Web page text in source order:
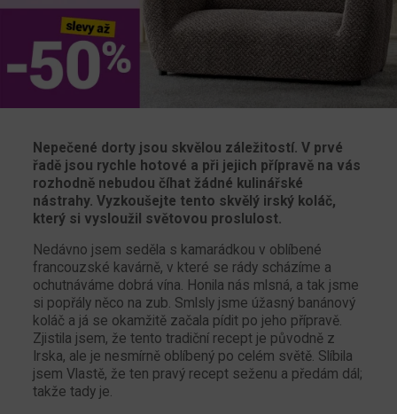
window)
Nepečené dorty jsou skvělou záležitostí. V prvé
řadě jsou rychle hotové a při jejich přípravě na vás
rozhodně nebudou číhat žádné kulinářské
nástrahy. Vyzkoušejte tento skvělý irský koláč,
který si vysloužil světovou proslulost.
Nedávno jsem seděla s kamarádkou v oblíbené
francouzské kavárně, v které se rády scházíme a
ochutnáváme dobrá vína. Honila nás mlsná, a tak jsme
si popřály něco na zub. Smlsly jsme úžasný banánový
koláč a já se okamžitě začala pídit po jeho přípravě.
Zjistila jsem, že tento tradiční recept je původně z
Irska, ale je nesmírně oblíbený po celém světě. Slíbila
jsem Vlastě, že ten pravý recept seženu a předám dál;
takže tady je.